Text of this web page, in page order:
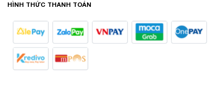
HÌNH THỨC THANH TOÁN